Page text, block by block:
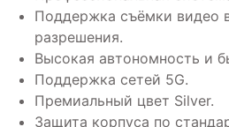
Поддержка съёмки видео
разрешения.
Высокая автономность и
Поддержка сетей 5G.
Премиальный цвет Silver.
Защита корпуса по